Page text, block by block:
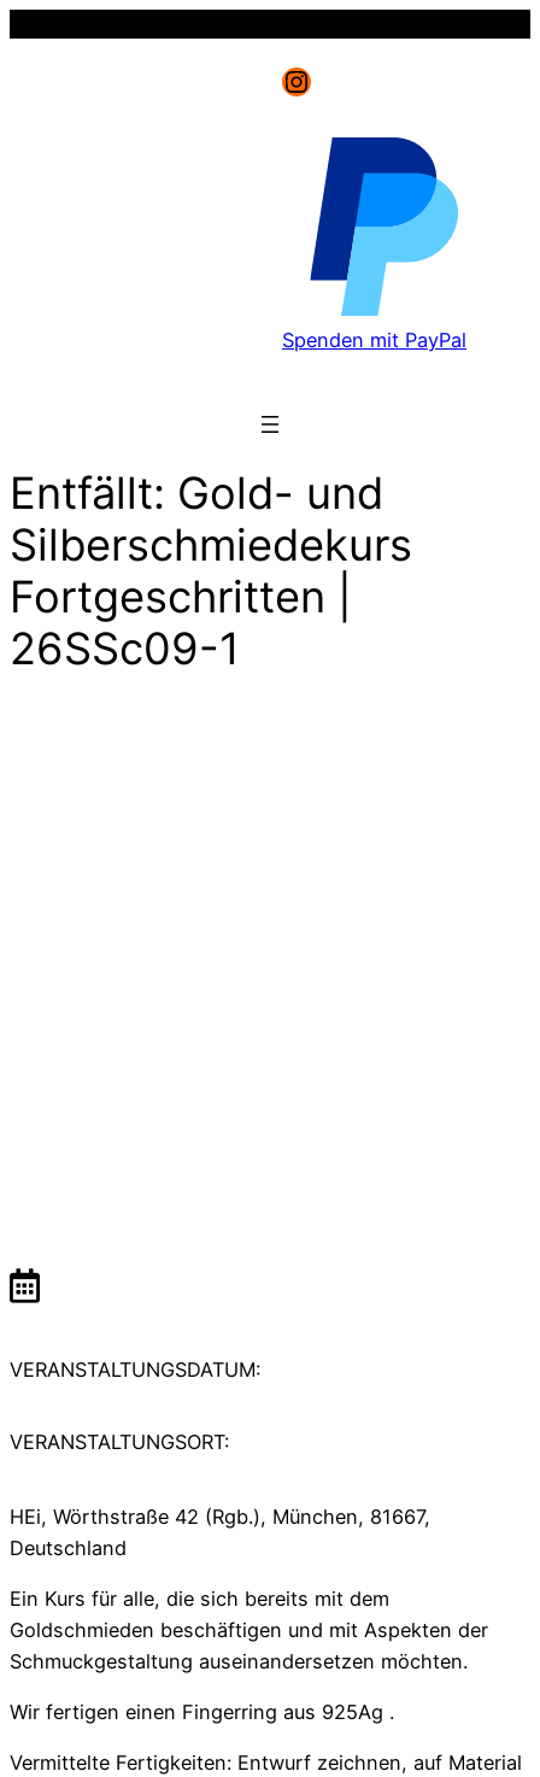
Instagram
Spenden mit PayPal
Entfällt: Gold- und
Silberschmiedekurs
Fortgeschritten |
26SSc09-1
VERANSTALTUNGSDATUM:
VERANSTALTUNGSORT:
HEi, Wörthstraße 42 (Rgb.), München, 81667,
Deutschland
Ein Kurs für alle, die sich bereits mit dem
Goldschmieden beschäftigen und mit Aspekten der
Schmuckgestaltung auseinandersetzen möchten.
Wir fertigen einen Fingerring aus 925Ag .
Vermittelte Fertigkeiten: Entwurf zeichnen, auf Material